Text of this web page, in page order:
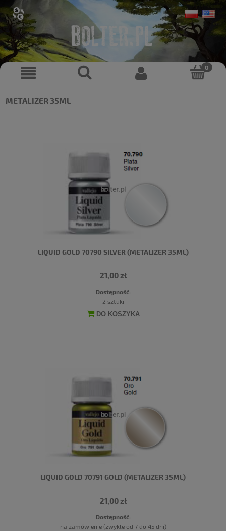
METALIZER 35ML
LIQUID GOLD 70790 SILVER (METALIZER 35ML)
21,00 zł
Dostępność:
2 sztuki
DO KOSZYKA
LIQUID GOLD 70791 GOLD (METALIZER 35ML)
21,00 zł
Dostępność:
na zamówienie (zwykle od 7 do 45 dni)